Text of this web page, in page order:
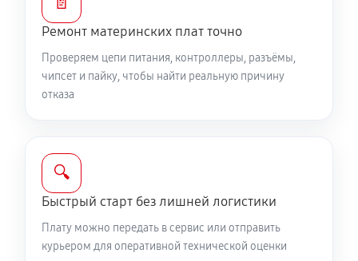
Ремонт материнских плат точно
Проверяем цепи питания, контроллеры, разъёмы,
чипсет и пайку, чтобы найти реальную причину
отказа
🔍
Быстрый старт без лишней логистики
Плату можно передать в сервис или отправить
курьером для оперативной технической оценки